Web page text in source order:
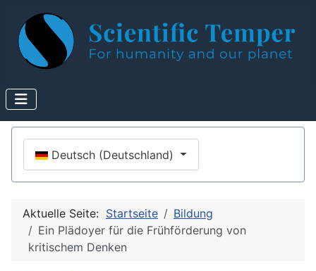
Deutsch (Deutschland)
Aktuelle Seite: Startseite
Bildung
Ein Plädoyer für die Frühförderung von
kritischem Denken